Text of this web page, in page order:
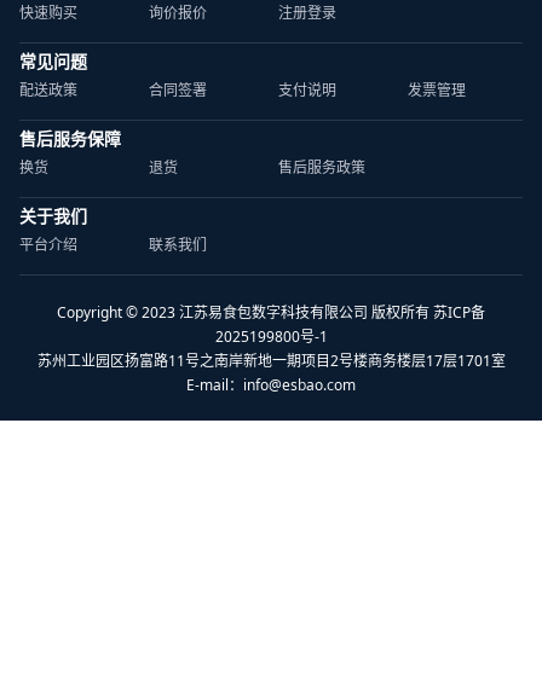
快速购买 询价报价 注册登录
常见问题
配送政策 合同签署 支付说明 发票管理
售后服务保障
换货 退货 售后服务政策
关于我们
平台介绍 联系我们
Copyright © 2023 江苏易食包数字科技有限公司 版权所有 苏ICP备
2025199800号-1
苏州工业园区扬富路11号之南岸新地一期项目2号楼商务楼层17层1701室
E-mail： info@esbao.com